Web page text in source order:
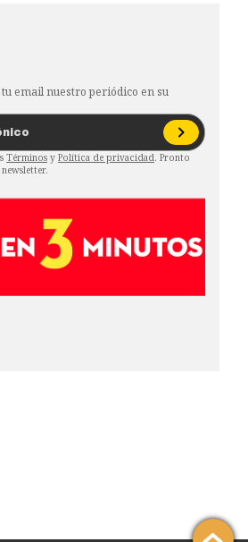
email nuestro periódico en su
Términos y Política de privacidad. Pronto